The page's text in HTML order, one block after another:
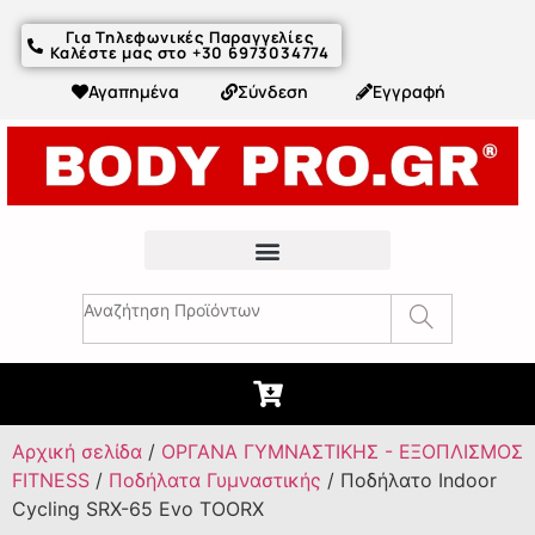
Για Τηλεφωνικές Παραγγελίες
Καλέστε μας στο +30 6973034774
Αγαπημένα Σύνδεση Εγγραφή
Αρχική σελίδα / ΟΡΓΑΝΑ ΓΥΜΝΑΣΤΙΚΗΣ - ΕΞΟΠΛΙΣΜΟΣ
FITNESS / Ποδήλατα Γυμναστικής / Ποδήλατο Indoor
Cycling SRX-65 Evo TOORX